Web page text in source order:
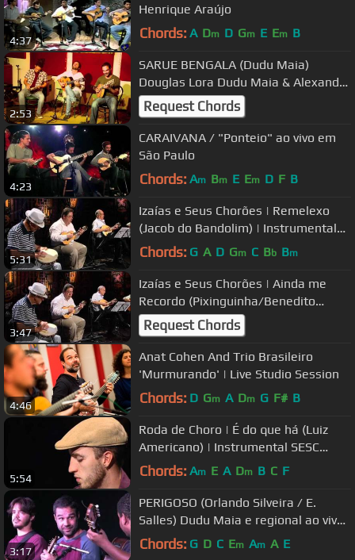
4:37
Henrique Araújo
Chords: A Dm D Gm E Em B
2:53
SARUE BENGALA (Dudu Maia)
Douglas Lora Dudu Maia & Alexandre
Lora
Request Chords
4:23
CARAIVANA / "Ponteio" ao vivo em
São Paulo
Chords: Am Bm E Em D F B
5:31
Izaías e Seus Chorões | Remelexo
(Jacob do Bandolim) | Instrumental
Sesc Brasil
Chords: G A D Gm C Bb Bm
3:47
Izaías e Seus Chorões | Ainda me
Recordo (Pixinguinha/Benedito
Lacerda) | Instrumental Sesc Brasil
Request Chords
4:46
Anat Cohen And Trio Brasileiro
'Murmurando' | Live Studio Session
Chords: D Gm A Dm G F# B
5:54
Roda de Choro | É do que há (Luiz
Americano) | Instrumental SESC
Brasil
Chords: Am E A Dm B C F
3:17
PERIGOSO (Orlando Silveira / E.
Salles) Dudu Maia e regional ao vivo
no Clube do Choro
Chords: G D C Em Am A E